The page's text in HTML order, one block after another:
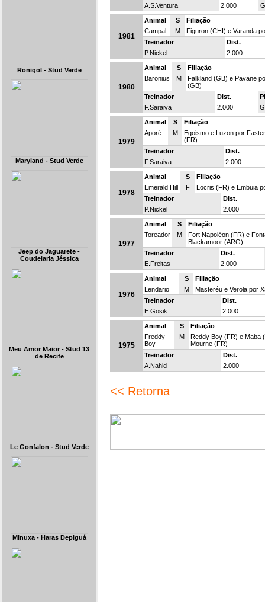
Ronigol - Stud Verde
Maryland - Stud Verde
Jeep do Jaguarete -
Coudelaria Jéssica
Meu Amor Maior - Stud 13
de Recife
Le Gonfalon - Stud Verde
Minuxa - Haras Depiguá
A.S.Ventura
2.000
1981
Animal S
Filiação
Campal
M
Figuron (CHI) e Varanda
Treinador
Dist.
P.Nickel
2.000
1980
Animal S
Filiação
Baronius
M
Falkland (GB) e Pavane
(GB)
Treinador
Dist.
F.Saraiva
2.000
1979
Animal S
Filiação
Aporé
M
Egoismo e Luzon por
(FR)
Treinador
Dist.
F.Saraiva
2.000
1978
Animal S
Filiação
Emerald Hill
F
Locris (FR) e Embuia
Treinador
Dist.
P.Nickel
2.000
1977
Animal S
Filiação
Toreador
M
Fort Napoléon (FR) e
Blackamoor (ARG)
Treinador
Dist.
E.Freitas
2.000
1976
Animal S
Filiação
Lendario
M
Masteréu e Verola por
Treinador
Dist.
E.Gosik
2.000
1975
Animal S
Filiação
Freddy
Boy
M
Reddy Boy (FR) e Maba
Mourne (FR)
Treinador
Dist.
A.Nahid
2.000
<< Retorna